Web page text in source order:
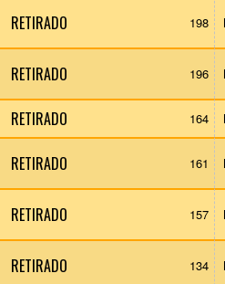
RETIRADO 198
RETIRADO 196
RETIRADO 164
RETIRADO 161
RETIRADO 157
RETIRADO 134